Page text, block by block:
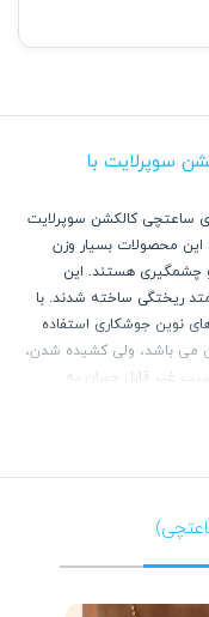
سوپرلایت با
محصول ارایه شده درتابستان 1404 گالری ساعتچی کالکشن سوپرلایت
این محصولات بسیار وزن
چشمگیری هستند. این
ریختگی ساخته شدند. با
نوین جوشکاری استفاده
می باشد، ولی کشیده شدن،
غیر قابل جبران به